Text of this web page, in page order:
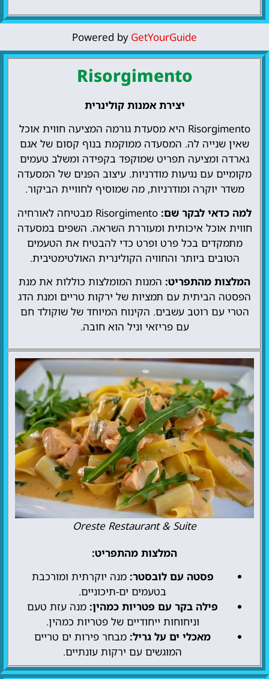
Powered by GetYourGuide
Risorgimento
יצירת אמנות קולינרית
Risorgimento היא מסעדת גורמה המציעה חווית אוכל
שאין שנייה לה. המסעדה ממוקמת בנוף קסום של אגם
גארדה ומציעה תפריט שמוקפד בקפידה ומשלב טעמים
מקומיים עם נגיעות מודרניות. עיצוב הפנים של המסעדה
משדר יוקרה ומודרניות, מה שמוסיף לחוויית הביקור.
למה כדאי לבקר שם:
Risorgimento מבטיחה לאורחיה
חווית אוכל איכותית ומעוררת השראה. השפים במסעדה
מתמקדים בכל פרט ופרט כדי להבטיח את הטעמים
הטובים ביותר והחוויה הקולינרית האולטימטיבית.
המלצות מהתפריט: המנות המומלצות כוללות את מנת
הפסטה הביתית עם תמציות של ירקות טריים ומנת הדג
הטרי עם רוטב עשבים. הקינוח המיוחד של שוקולד חם
עם פריזאי וניל הוא חובה.
Oreste Restaurant & Suite
המלצות מהתפריט:
פסטה עם לובסטר: מנה יוקרתית ומורכבת
בטעמים ים-תיכוניים.
פילה בקר עם פטריות כמהין: מנה עזת טעם
וניחוחות ייחודיים של פטריות כמהין.
מאכלי ים על גריל: מבחר פירות ים טריים
המוגשים עם ירקות עונתיים.